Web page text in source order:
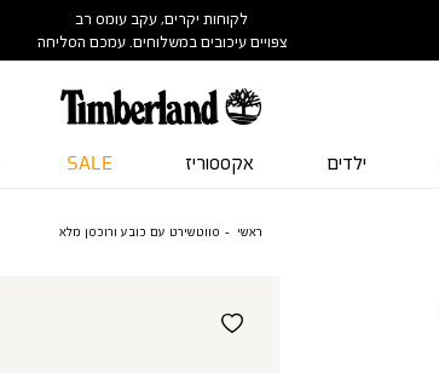
לקוחות יקרים, עקב עומס רב
צפויים עיכובים במשלוחים. עמכם הסליחה
ילדים אקססוריז SALE
ראשי סווטשירט עם כובע ורוכסן מלא